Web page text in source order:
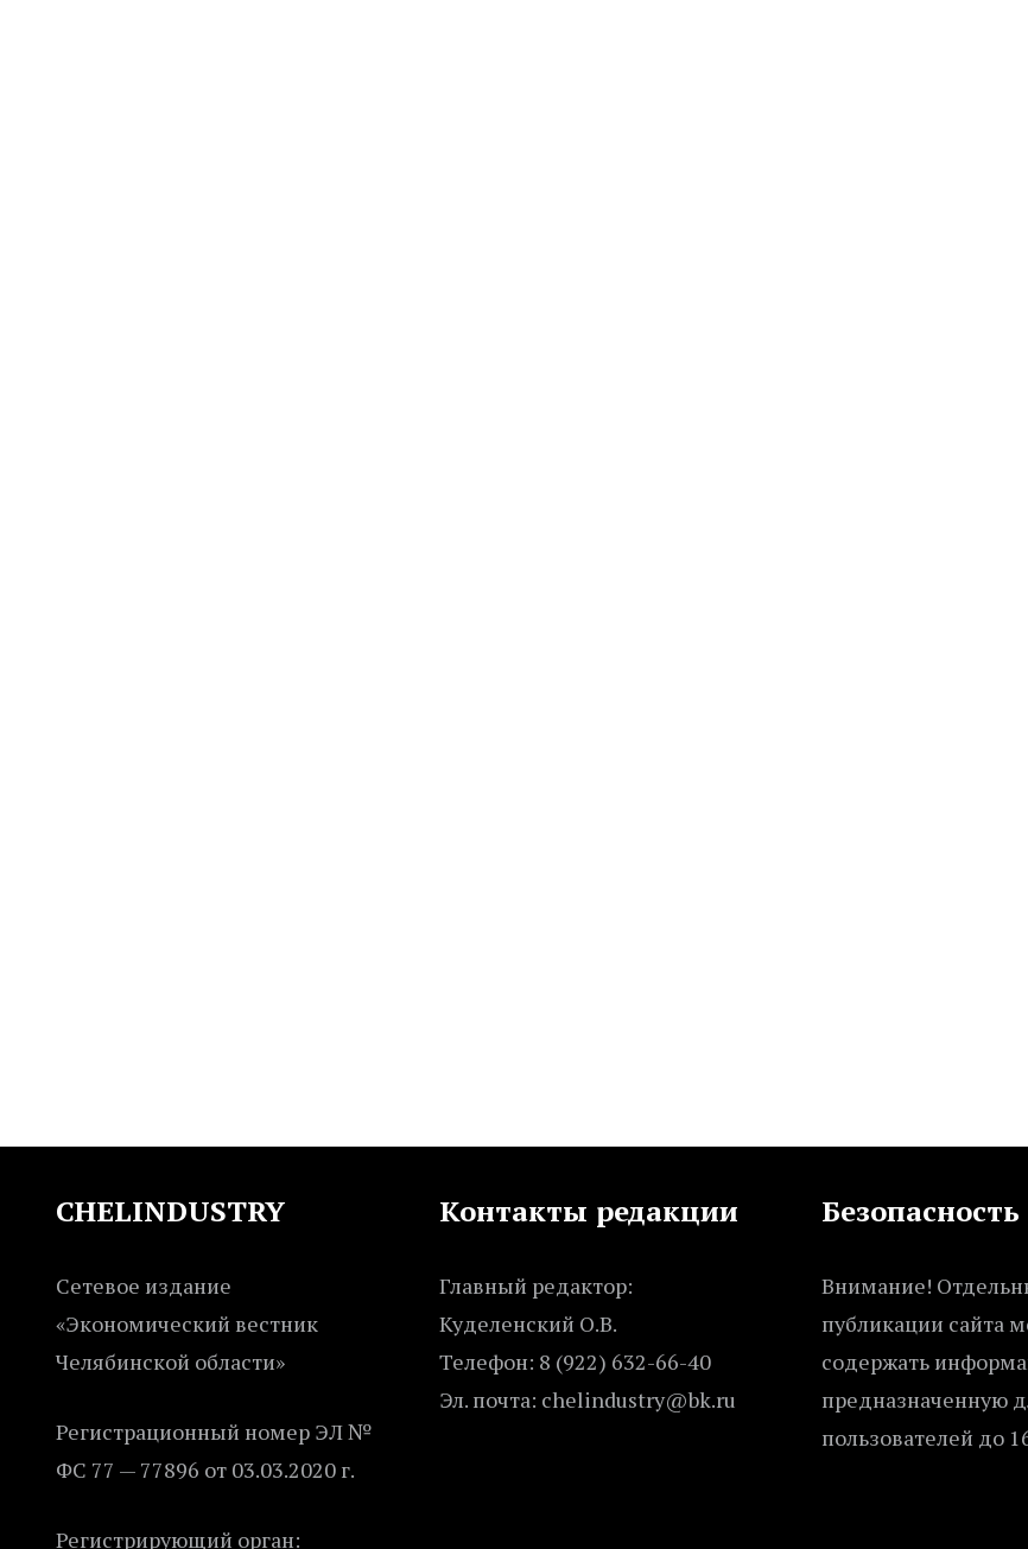
CHELINDUSTRY
Сетевое издание
«Экономический вестник
Челябинской области»
Регистрационный номер ЭЛ №
ФС 77 — 77896 от 03.03.2020 г.
Регистрирующий орган:
Контакты редакции
Главный редактор:
Куделенский О.В.
Телефон: 8 (922) 632-66-40
Эл. почта: chelindustry@bk.ru
Безопасность
Внимание!
публикации сайта
содержать
предназначенную
пользователей до